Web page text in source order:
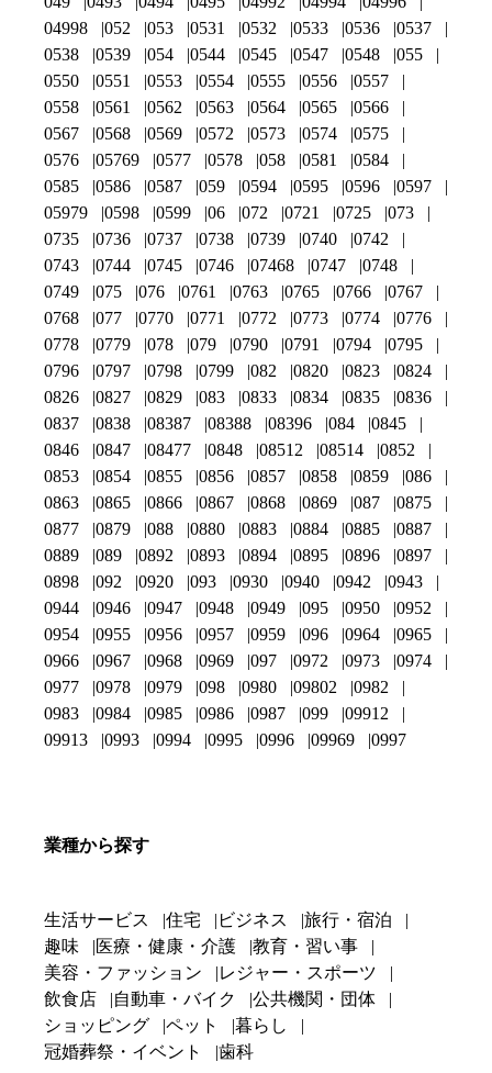
04998
052 053 0531 0532 0533 0536
0537
0538
0539 054 0544 0545 0547 0548
055
0550
0551 0553 0554 0555 0556
0557
0558
0561 0562 0563 0564 0565
0566
0567
0568 0569 0572 0573 0574
0575
0576
05769 0577 0578 058 0581
0584
0585
0586 0587 059 0594 0595 0596
0597
05979
0598 0599 06 072 0721 0725
073
0735
0736 0737 0738 0739 0740
0742
0743
0744 0745 0746 07468 0747
0748
0749
075 076 0761 0763 0765 0766
0767
0768
077 0770 0771 0772 0773 0774
0776
0778
0779 078 079 0790 0791 0794
0795
0796
0797 0798 0799 082 0820 0823
0824
0826
0827 0829 083 0833 0834 0835
0836
0837
0838 08387 08388 08396 084
0845
0846
0847 08477 0848 08512 08514
0852
0853
0854 0855 0856 0857 0858 0859
086
0863
0865 0866 0867 0868 0869 087
0875
0877
0879 088 0880 0883 0884 0885
0887
0889
089 0892 0893 0894 0895 0896
0897
0898
092 0920 093 0930 0940 0942
0943
0944
0946 0947 0948 0949 095 0950
0952
0954
0955 0956 0957 0959 096 0964
0965
0966
0967 0968 0969 097 0972 0973
0974
0977
0978 0979 098 0980 09802
0982
0983
0984 0985 0986 0987 099
09912
09913
0993 0994 0995 0996 09969 0997
業種から探す
生活サービス 住宅 ビジネス
旅行・宿泊
趣味
医療・健康・介護
教育・習い事
美容・ファッション
レジャー・スポーツ
飲食店
自動車・バイク
公共機関・団体
ショッピング
ペット
暮らし
冠婚葬祭・イベント
歯科